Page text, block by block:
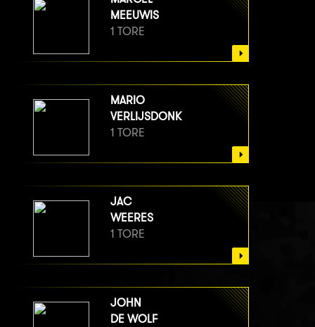
MEEUWIS
1 TORE
MARIO
VERLIJSDONK
1 TORE
JAC
WEERES
1 TORE
JOHN
DE WOLF